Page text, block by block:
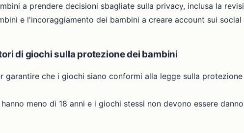
a prendere decisioni sbagliate sulla privacy, inclusa la
e l'incoraggiamento dei bambini a creare account sui social
di giochi sulla protezione dei bambini
che i giochi siano conformi alla legge sulla
meno di 18 anni e i giochi stessi non devono essere